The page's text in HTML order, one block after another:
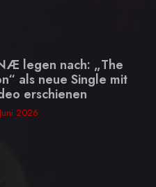
legen nach: „The
als neue Single mit
erschienen
2026